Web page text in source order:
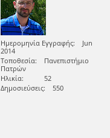
Ημερομηνία Εγγραφής
Jun
2014
Τοποθεσία
Πανεπιστήμιο
Πατρών
Ηλικία
52
Δημοσιεύσεις
550